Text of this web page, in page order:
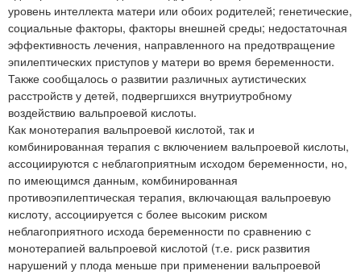
уровень интеллекта матери или обоих родителей; генетические,
социальные факторы, факторы внешней среды; недостаточная
эффективность лечения, направленного на предотвращение
эпилептических приступов у матери во время беременности.
Также сообщалось о развитии различных аутистических
расстройств у детей, подвергшихся внутриутробному
воздействию вальпроевой кислоты.
Как монотерапия вальпроевой кислотой, так и
комбинированная терапия с включением вальпроевой кислоты,
ассоциируются с неблагоприятным исходом беременности, но,
по имеющимся данным, комбинированная
противоэпилептическая терапия, включающая вальпроевую
кислоту, ассоциируется с более высоким риском
неблагоприятного исхода беременности по сравнению с
монотерапией вальпроевой кислотой (т.е. риск развития
нарушений у плода меньше при применении вальпроевой